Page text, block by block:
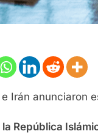
Irán anunciaron
República